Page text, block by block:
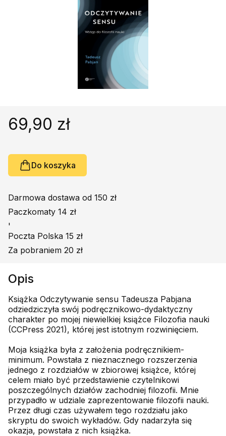
Poradniki, leksykony...
Promocja
69,90 zł
Do koszyka
Darmowa dostawa od 150 zł
Paczkomaty 14 zł
'
Poczta Polska 15 zł
Za pobraniem 20 zł
Opis
Książka Odczytywanie sensu Tadeusza Pabjana
odziedziczyła swój podręcznikowo-dydaktyczny
charakter po mojej niewielkiej książce Filozofia nauki
(CCPress 2021), której jest istotnym rozwinięciem.
Moja książka była z założenia podręcznikiem-
minimum. Powstała z nieznacznego rozszerzenia
jednego z rozdziałów w zbiorowej książce, której
celem miało być przedstawienie czytelnikowi
poszczególnych działów zachodniej filozofii. Mnie
przypadło w udziale zaprezentowanie filozofii nauki.
Przez długi czas używałem tego rozdziału jako
skryptu do swoich wykładów. Gdy nadarzyła się
okazja, powstała z nich książka.